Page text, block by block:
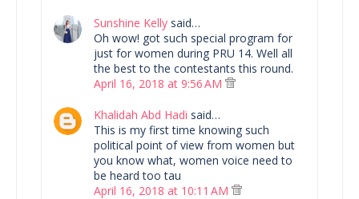
Sunshine Kelly said…
Oh wow! got such special program for
just for women during PRU 14. Well all
the best to the contestants this round.
April 16, 2018 at 9:56 AM
Khalidah Abd Hadi said…
This is my first time knowing such
political point of view from women but
you know what, women voice need to
be heard too tau
April 16, 2018 at 10:11 AM